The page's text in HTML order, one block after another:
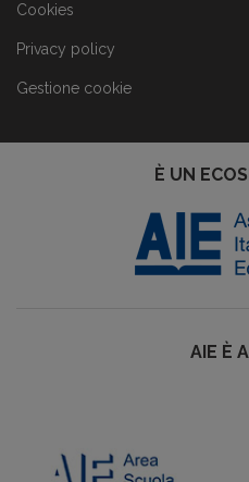
Cookies
Privacy policy
Gestione cookie
È UN
AIE È